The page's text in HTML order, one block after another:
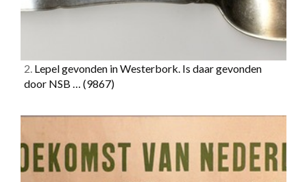
2. Lepel gevonden in Westerbork. Is daar gevonden
door NSB … (9867)